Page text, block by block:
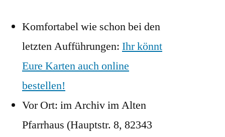
Komfortabel wie schon bei den
letzten Aufführungen: Ihr könnt
Eure Karten auch online
bestellen!
Vor Ort: im Archiv im Alten
Pfarrhaus (Hauptstr. 8, 82343